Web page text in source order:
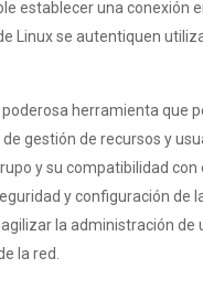
establecer una conexión
Linux se autentiquen
herramienta que
gestión de recursos y
y su compatibilidad
y configuración de
la administración de
la red.